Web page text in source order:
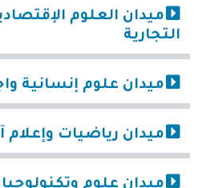
ميدان العلوم
التجارية
ميدان علوم إنسانية
ميدان رياضيات وإعلام
ميدان علوم وتكنولوجيا